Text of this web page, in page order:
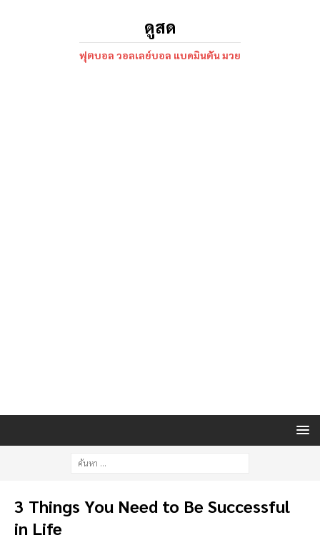
ดูสด
ฟุตบอล วอลเลย์บอล แบดมินตัน มวย
3 Things You Need to Be Successful
in Life